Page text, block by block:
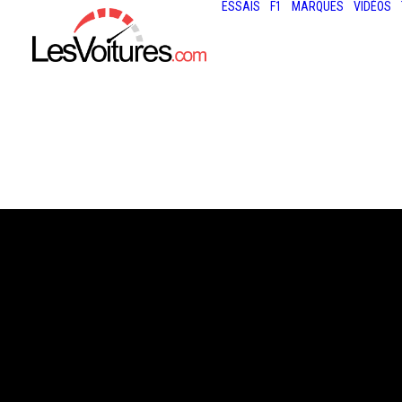
ESSAIS F1 MARQUES VIDÉOS